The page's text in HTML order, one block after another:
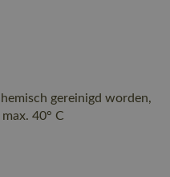
gereinigd worden,
40° C